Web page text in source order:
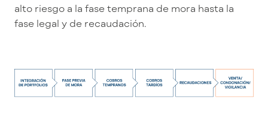
alto riesgo a la fase temprana de mora hasta la
fase legal y de recaudación.